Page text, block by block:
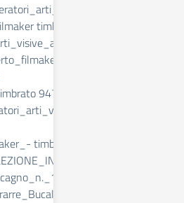
timbrato 822
timbrato 290
947
timbrato 1113
timbrato
2026-1
2026